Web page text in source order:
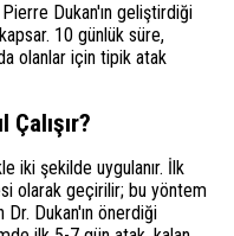
Dukan'ın geliştirdiği
10 günlük süre,
olanlar için tipik atak
Çalışır?
iki şekilde uygulanır. İlk
olarak geçirilir; bu yöntem
Dukan'ın önerdiği